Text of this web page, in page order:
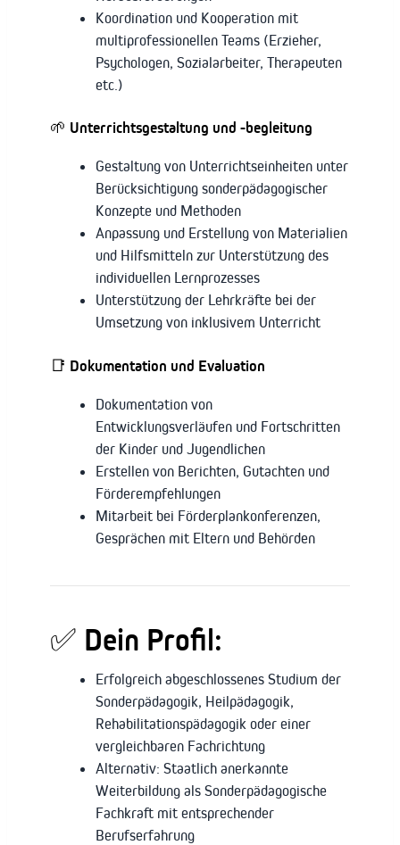
Koordination und Kooperation mit
multiprofessionellen Teams (Erzieher,
Psychologen, Sozialarbeiter, Therapeuten
etc.)
🌱 Unterrichtsgestaltung und -begleitung
Gestaltung von Unterrichtseinheiten unter
Berücksichtigung sonderpädagogischer
Konzepte und Methoden
Anpassung und Erstellung von Materialien
und Hilfsmitteln zur Unterstützung des
individuellen Lernprozesses
Unterstützung der Lehrkräfte bei der
Umsetzung von inklusivem Unterricht
📑 Dokumentation und Evaluation
Dokumentation von
Entwicklungsverläufen und Fortschritten
der Kinder und Jugendlichen
Erstellen von Berichten, Gutachten und
Förderempfehlungen
Mitarbeit bei Förderplankonferenzen,
Gesprächen mit Eltern und Behörden
✅ Dein Profil:
Erfolgreich abgeschlossenes Studium der
Sonderpädagogik, Heilpädagogik,
Rehabilitationspädagogik oder einer
vergleichbaren Fachrichtung
Alternativ: Staatlich anerkannte
Weiterbildung als Sonderpädagogische
Fachkraft mit entsprechender
Berufserfahrung